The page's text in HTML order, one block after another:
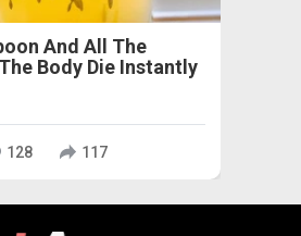
And All The
Body Die Instantly
128 117